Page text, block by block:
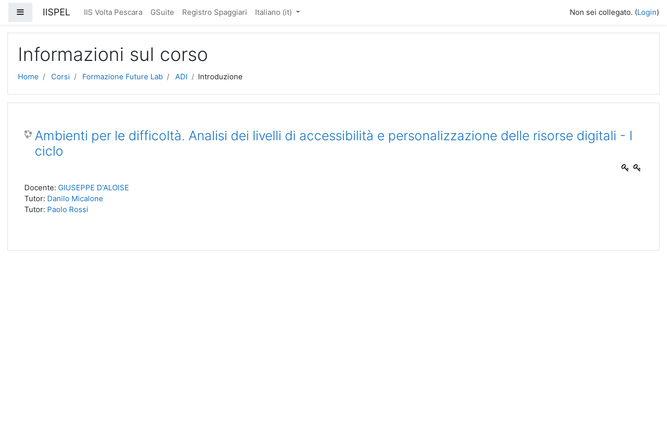
Pannello laterale
IISPEL IIS Volta Pescara GSuite Registro Spaggiari Italiano ‎(it)‎ Non sei collegato. (Login)
Informazioni sul corso
Home Corsi Formazione Future Lab ADI Introduzione
Ambienti per le difficoltà. Analisi dei livelli di accessibilità e personalizzazione delle risorse digitali - I
ciclo
Docente: GIUSEPPE D'ALOISE
Tutor: Danilo Micalone
Tutor: Paolo Rossi